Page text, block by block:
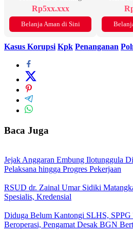
Rp5xx.xxx
Belanja Aman di Sini
Kasus Korupsi Kpk Penanganan
Baca Juga
Jejak Anggaran Embung Ilotunggula
Pelaksana hingga Progres Pekerjaan
RSUD dr. Zainal Umar Sidiki
Spesialis, Kredensial
Diduga Belum Kantongi SLHS, SPPG
Beroperasi, Pengamat Desak BGN